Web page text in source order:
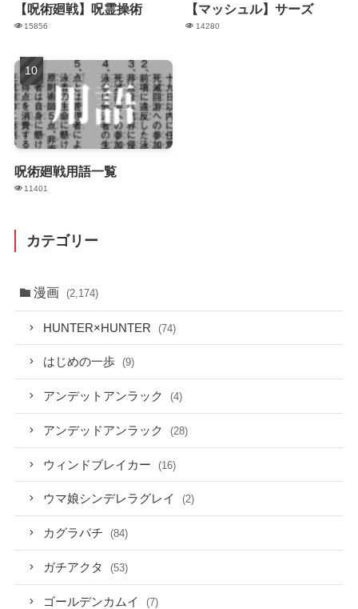
【呪術廻戦】呪霊操術
15856
【マッシュル】サーズ
14280
呪術廻戦用語一覧
11401
カテゴリー
漫画 (2,174)
HUNTER×HUNTER (74)
はじめの一歩 (9)
アンデットアンラック (4)
アンデッドアンラック (28)
ウィンドブレイカー (16)
ウマ娘シンデレラグレイ (2)
カグラバチ (84)
ガチアクタ (53)
ゴールデンカムイ (7)